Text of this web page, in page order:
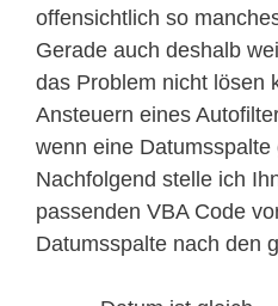
offensichtlich so
Gerade auch deshalb
das Problem nicht lösen
Ansteuern eines
wenn eine
Nachfolgend stelle ich
passenden VBA Code
Datumsspalte nach den